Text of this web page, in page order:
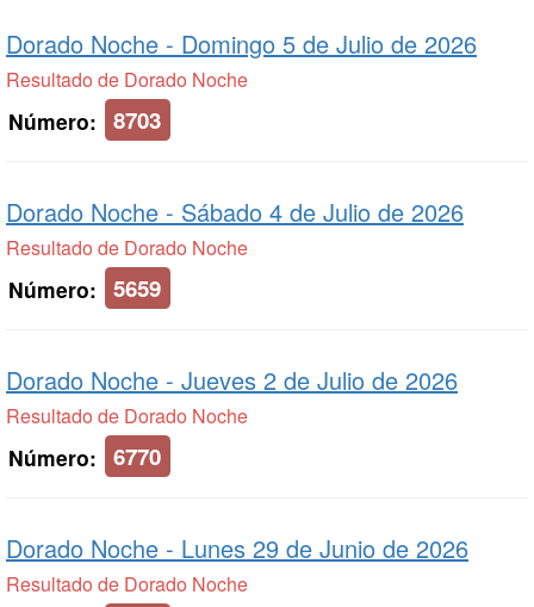
Dorado Noche - Domingo 5 de Julio de 2026
Resultado de Dorado Noche
Número: 8703
Dorado Noche - Sábado 4 de Julio de 2026
Resultado de Dorado Noche
Número: 5659
Dorado Noche - Jueves 2 de Julio de 2026
Resultado de Dorado Noche
Número: 6770
Dorado Noche - Lunes 29 de Junio de 2026
Resultado de Dorado Noche